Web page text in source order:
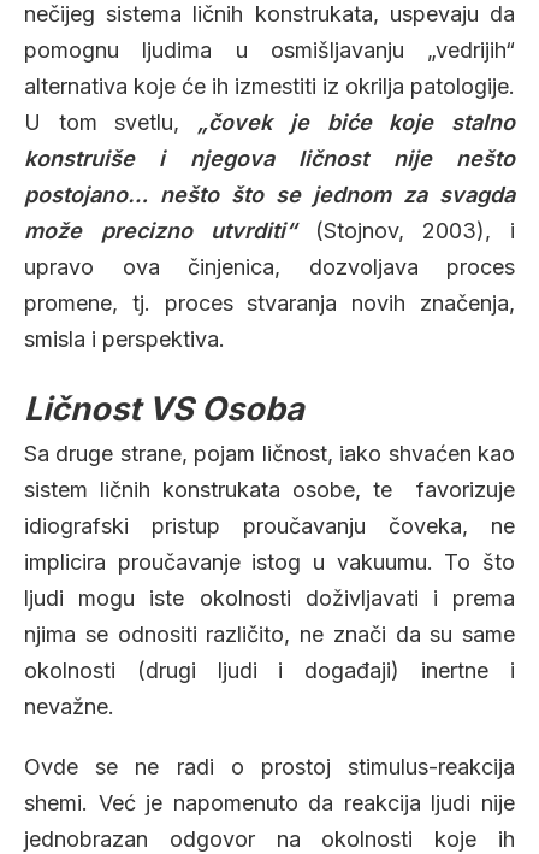
nečijeg sistema ličnih konstrukata, uspevaju da
pomognu ljudima u osmišljavanju „vedrijih“
alternativa koje će ih izmestiti iz okrilja patologije.
U tom svetlu, „čovek je biće koje stalno
konstruiše i njegova ličnost nije nešto
postojano… nešto što se jednom za svagda
može precizno utvrditi“(Stojnov, 2003), i
upravo ova činjenica, dozvoljava proces
promene, tj. proces stvaranja novih značenja,
smisla i perspektiva.
Ličnost VS Osoba
Sa druge strane, pojam ličnost, iako shvaćen kao
sistem ličnih konstrukata osobe, te favorizuje
idiografski pristup proučavanju čoveka, ne
implicira proučavanje istog u vakuumu. To što
ljudi mogu iste okolnosti doživljavati i prema
njima se odnositi različito, ne znači da su same
okolnosti (drugi ljudi i događaji) inertne i
nevažne.
Ovde se ne radi o prostoj stimulus-reakcija
shemi. Već je napomenuto da reakcija ljudi nije
jednobrazan odgovor na okolnosti koje ih